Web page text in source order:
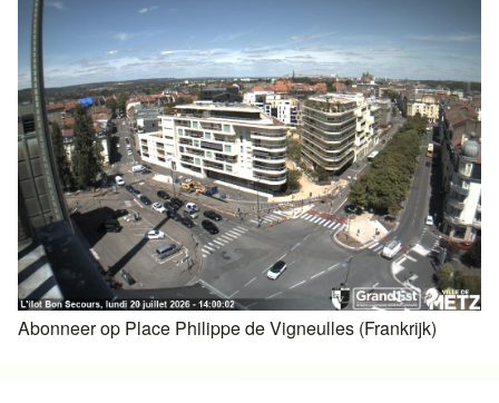
Abonneer op Place Philippe de Vigneulles (Frankrijk)